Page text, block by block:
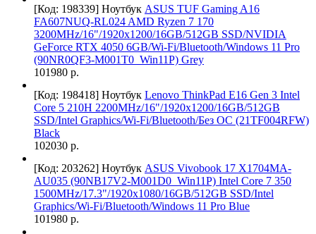
[Код: 198339] Ноутбук ASUS TUF Gaming A16
FA607NUQ-RL024 AMD Ryzen 7 170
3200MHz/16"/1920x1200/16GB/512GB SSD/NVIDIA
GeForce RTX 4050 6GB/Wi-Fi/Bluetooth/Windows 11 Pro
(90NR0QF3-M001T0_Win11P) Grey
101980 р.
[Код: 198418] Ноутбук Lenovo ThinkPad E16 Gen 3 Intel
Core 5 210H 2200MHz/16"/1920x1200/16GB/512GB
SSD/Intel Graphics/Wi-Fi/Bluetooth/Без ОС (21TF004RFW)
Black
102030 р.
[Код: 203262] Ноутбук ASUS Vivobook 17 X1704MA-
AU035 (90NB17V2-M001D0_Win11P) Intel Core 7 350
1500MHz/17.3"/1920x1080/16GB/512GB SSD/Intel
Graphics/Wi-Fi/Bluetooth/Windows 11 Pro Blue
101980 р.